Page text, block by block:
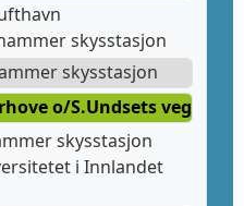
skysstasjon
skysstasjon
o/S.Undsets veg
skysstasjon
i Innlandet